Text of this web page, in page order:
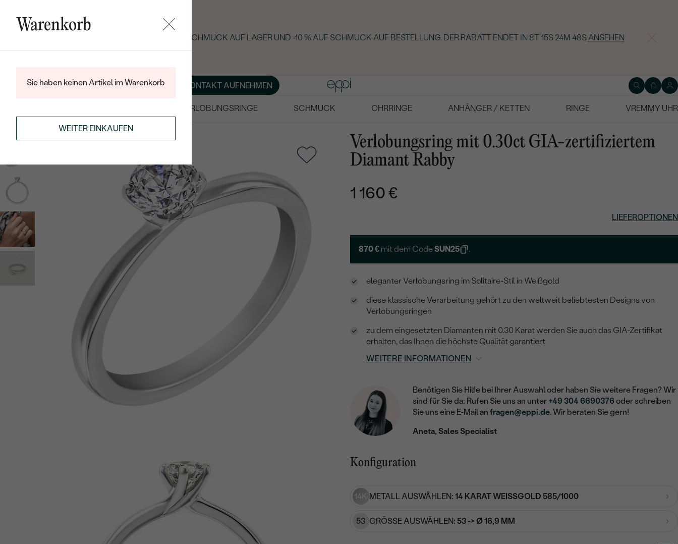
SOMMER-BLACK-FRIDAY: -25 % AUF SCHMUCK AUF LAGER UND -10 % AUF SCHMUCK AUF BESTELLUNG. DER RABATT ENDET IN 8T 15S 24M 47S ANSEHEN
ÜBER UNS MAGAZINSCHMUCK NACH MASS KONTAKT AUFNEHMEN
VERLOBUNGSRINGE SCHMUCK OHRRINGE ANHÄNGER / KETTEN RINGE
VREMMY UHR
VERLOBUNGSRINGE
Verlobungsring mit 0.30ct GIA-zertifiziertem
Diamant Rabby
1 160 €
LIEFEROPTIONEN
870 € mit dem CodeSUN25 .
eleganter Verlobungsring im Solitaire-Stil in Weißgold
diese klassische Verarbeitung gehört zu den weltweit beliebtesten Designs von
Verlobungsringen
zu dem eingesetzten Diamanten mit 0.30 Karat werden Sie auch das GIA-Zertifikat
erhalten, das Ihnen die höchste Qualität garantiert
WEITERE INFORMATIONEN
Benötigen Sie Hilfe bei Ihrer Auswahl oder haben Sie weitere Fragen? Wir
sind für Sie da: Rufen Sie uns an unter +49 304 6690376 oder schreiben
Sie uns eine E-Mail anfragen@eppi.de. Wir beraten Sie gern!
Aneta, Sales Specialist
Konfiguration
14K METALL AUSWÄHLEN: 14 KARAT WEISSGOLD 585/1000
53 GRÖSSE AUSWÄHLEN: 53 -> Ø 16,9 MM
Warenkorb
Sie haben keinen Artikel im Warenkorb
WEITER EINKAUFEN